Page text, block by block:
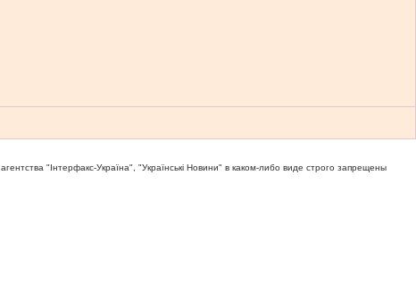
"Iнтерфакс-Україна", "Українськi Новини" в каком-либо виде строго запрещены